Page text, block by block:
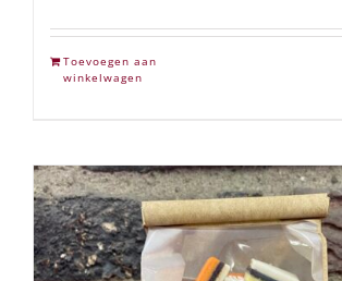
Toevoegen aan
winkelwagen